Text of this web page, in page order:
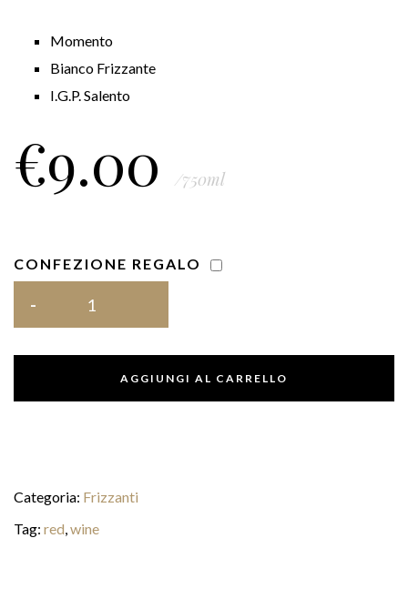
Momento
Bianco Frizzante
I.G.P. Salento
€9.00 /750ml
CONFEZIONE REGALO
AGGIUNGI AL CARRELLO
Categoria: Frizzanti
Tag: red,wine